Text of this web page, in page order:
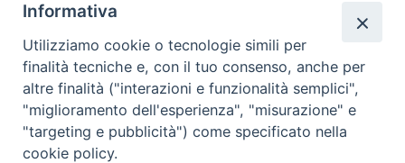
cui si consente la visione del film a tutti in pubblica
sala. T
nazione:Stati Uniti
Informativa
Utilizziamo cookie o tecnologie simili per
finalità tecniche e, con il tuo consenso, anche per
altre finalità ("interazioni e funzionalità semplici",
"miglioramento dell'esperienza", "misurazione" e
"targeting e pubblicità") come specificato nella
cookie policy.